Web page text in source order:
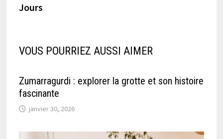
Jours
VOUS POURRIEZ AUSSI AIMER
Zumarragurdi : explorer la grotte et son histoire
fascinante
janvier 30, 2026